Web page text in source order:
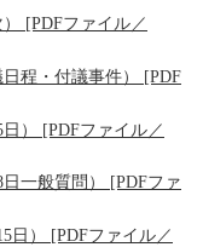
[PDFファイル／
程・付議事件） [PDF
） [PDFファイル／
一般質問） [PDFファ
日） [PDFファイル／